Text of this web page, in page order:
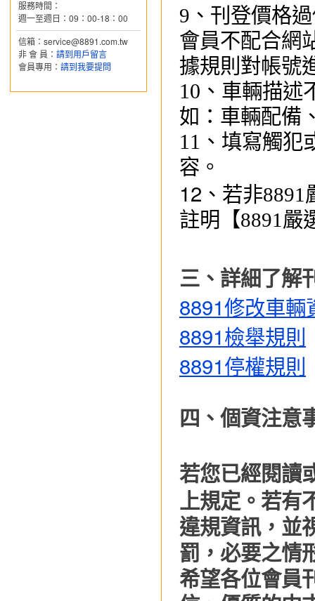
9、刊登價格
會員不配合網
據規則對帳號
10、 車輛描述
如：車輛配備
11、 填寫觸犯
容 。
12、 若非8891
註明【8891嚴
三、 詳細了解
8891修改車輛
8891檢舉規則
8891停權規則
四、個資注意
若您已經閱讀
上規定。若有
違規資訊，並
罰， 必要之情
希望各位會員
服務時間：
週一至週日：09：00-18：00
信箱：service@8891.com.tw
非 會 員： 請到用戶留言
會員專用： 請到我要提問